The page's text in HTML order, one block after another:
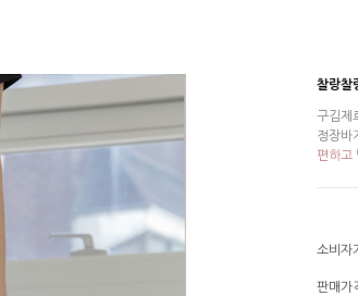
찰랑찰
구김제
정장바
편하고
소비자
판매가